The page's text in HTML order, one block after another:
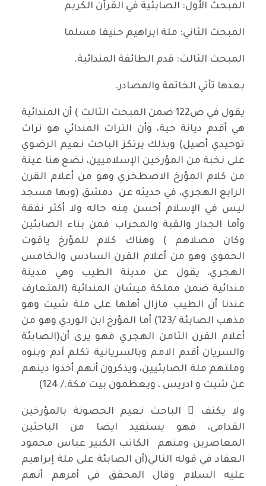
المبحث الأول: الصابئية في القرآن الكريم
المبحث الثاني: ملة ابراهيم حنيفا مسلما
المبحث الثالث: قدم الطائفة المندائية.
بعدها تأتي الخاتمة والمصادر.
يقول في ص122 ضمن المبحث الثالث ) أن المندائية
هي أقدم ديانة حية، وأن التراث المندائي هو تراث
توحيدي أصيل) وبذلك يرتكز الباحث نعيم الرضوي
على نخبة من المؤرخين الإسلاميين، نضع هنا عينة
من كلام المؤرخ الاصطخري وهو من أعلام القرن
الرابع الهجري، في حديثه عن دمشق (وبها مسجد
ليس في الإسلام أحسن مِنه حاله ولا أكثر نفقة
وأما الجدار والقبة والمحراب فمن بناء الصابئين
وكان مصلاهم ) وهناك كلام للمؤرخ ياقوت
الحموي وهو من أعلام القرن السادس والخامس
الهجري، يقول عن مدينة الطيب وهي مدينة
مندائية ضمن مملكة ميشان المندائية (المتعارف
عندنا أن الطيب مازال أهلها على ملة شيت وهو
مذهب الصابئة /123) أما المؤرخ ابن الوردي وهو من
أعلام القرن الثامن الهجري فهو يرى أن(الصابئة
والسريان أقدم الامم وبالسريانية تكلم آدم وبنوه
وملتهم ملة الصابئيين، ويذكرون أنهم أخذوا دينهم
عن شيت و ادريس ، ويعظمون بيت مكة./ 124)
ولا يكتف ِ الباحث نعيم الحصونة بالمؤرخين
القدامى، فهو يستفيد ايضا من الباحثين
المعاصرين ومنهم الكاتب الكبير عباس محمود
العقاد في قوله التالي(أن الصابئة على ملة إبراهيم
عليه السلام وقال المحقق في أمرهم أنهم